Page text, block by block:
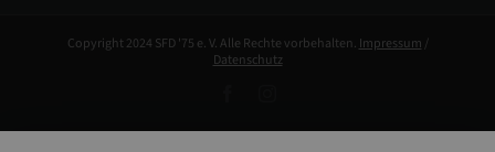
Copyright 2024 SFD '75 e. V. Alle Rechte vorbehalten.Impressum /
Datenschutz